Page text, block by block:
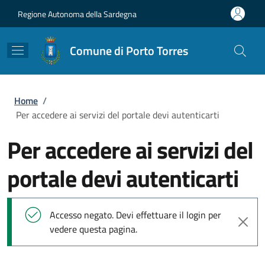
Regione Autonoma della Sardegna
Comune di Porto Torres
Briciole di pane
Home /
Per accedere ai servizi del portale devi autenticarti
Per accedere ai servizi del
portale devi autenticarti
Messaggio di stato
Accesso negato. Devi effettuare il login per
vedere questa pagina.